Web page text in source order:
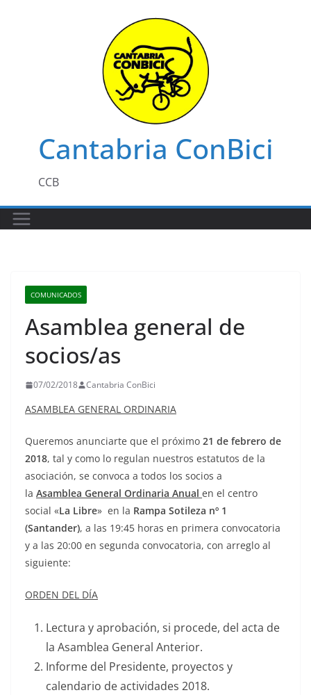
Cantabria ConBici
CCB
COMUNICADOS
Asamblea general de
socios/as
07/02/2018 Cantabria ConBici
ASAMBLEA GENERAL ORDINARIA
Queremos anunciarte que el próximo 21 de febrero de
2018, tal y como lo regulan nuestros estatutos de la
asociación, se convoca a todos los socios a
la Asamblea General Ordinaria Anual en el centro
social «La Libre» en la Rampa Sotileza nº 1
(Santander), a las 19:45 horas en primera convocatoria
y a las 20:00 en segunda convocatoria, con arreglo al
siguiente:
ORDEN DEL DÍA
Lectura y aprobación, si procede, del acta de
la Asamblea General Anterior.
Informe del Presidente, proyectos y
calendario de actividades 2018.